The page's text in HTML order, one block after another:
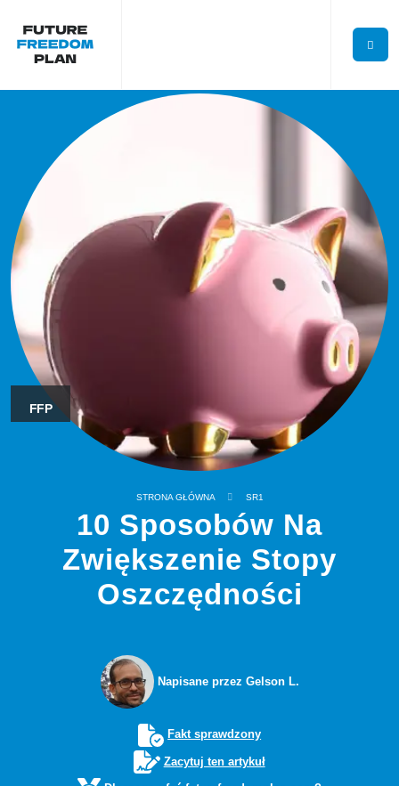
FFP
STRONA GŁÓWNA SR1
10 Sposobów Na
Zwiększenie Stopy
Oszczędności
Napisane przez Gelson L.
Fakt sprawdzony
Zacytuj ten artykuł